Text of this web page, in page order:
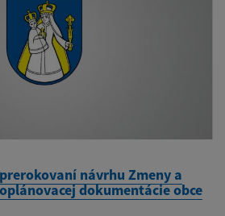
návrhu Zmeny a
dokumentácie obce